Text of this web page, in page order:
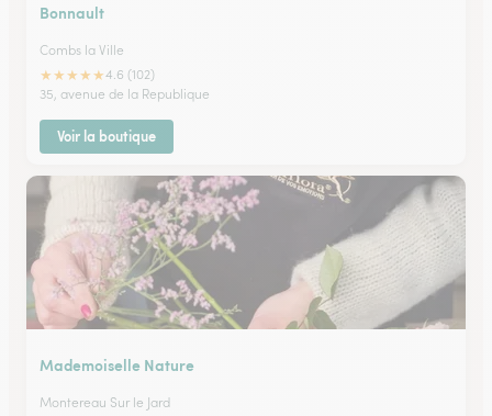
Bonnault
Combs la Ville
★★★★★4.6 (102)
35, avenue de la Republique
Voir la boutique
Mademoiselle Nature
Montereau Sur le Jard